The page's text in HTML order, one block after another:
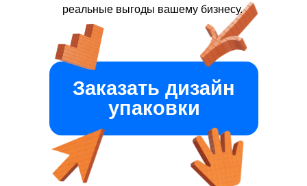
Заказать дизайн
упаковки
реальные выгоды вашему бизнесу.